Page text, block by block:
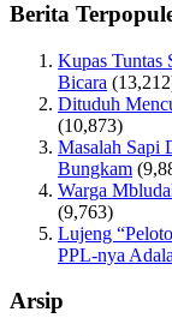
Berita
Kupas Tuntas
Bicara
Dituduh
(10,873)
Masalah Sapi
Bungkam
Warga
(9,763)
Lujeng
PPL-nya
Arsip